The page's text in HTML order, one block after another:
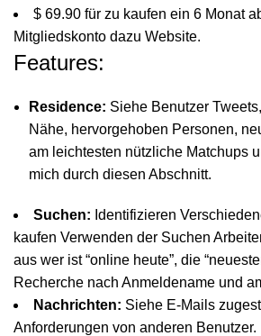
$ 69.90 für zu kaufen ein 6 Monat
Mitgliedskonto dazu Website.
Features:
Residence: Siehe Benutzer
Nähe, hervorgehoben Personen,
am leichtesten nützliche Matchups
mich durch diesen Abschnitt.
Suchen: Identifizieren
kaufen Verwenden der Suchen
aus wer ist “online heute”, die
Recherche nach Anmeldename und
Nachrichten: Siehe E-Mails
Anforderungen von anderen Benutzer.